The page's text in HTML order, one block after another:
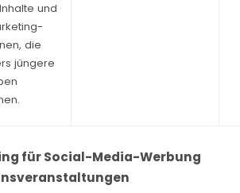
und
die
jüngere
für Social-Media-Werbung